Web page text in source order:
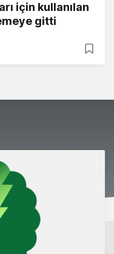
için kullanılan
gitti